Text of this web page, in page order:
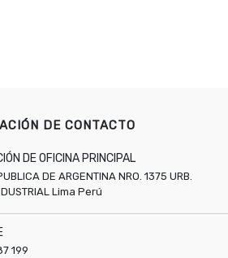
DE CONTACTO
DE OFICINA PRINCIPAL
DE ARGENTINA NRO. 1375 URB.
Lima Perú
199